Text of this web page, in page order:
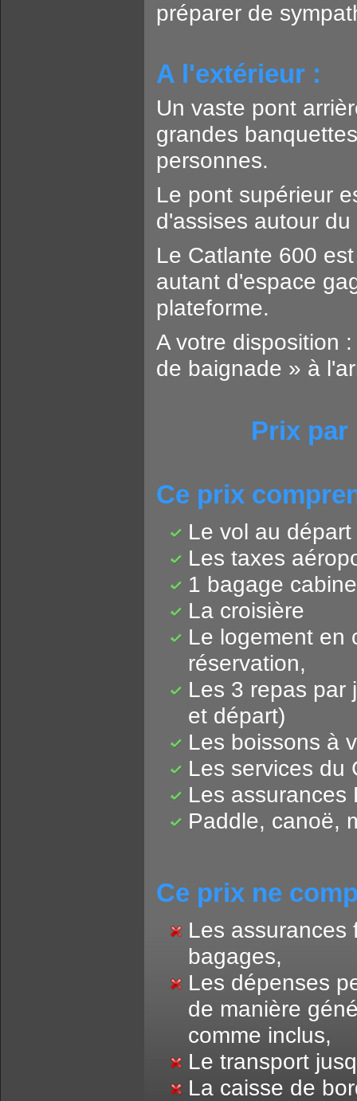
préparer de
A l'extérieur :
Un vaste pont
grandes
personnes.
Le pont supérieur
d'assises autour
Le Catlante 600
autant d'espace
plateforme.
A votre disposition
de baignade » à
Prix par
Ce prix
Le vol au
Les taxes
1 bagage cabine
La croisière
Le logement en
réservation,
Les 3 repas par
et départ)
Les boissons à
Les services du
Les assurances
Paddle, canoë,
Ce prix ne
Les assurances
bagages,
Les dépenses
de manière
comme inclus,
Le transport
La caisse de